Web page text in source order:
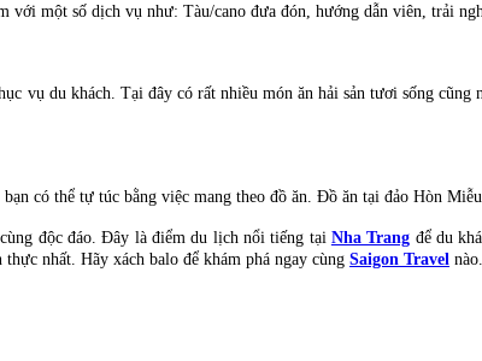
với một số dịch vụ như: Tàu/cano đưa đón, hướng dẫn viên, trải
vụ du khách. Tại đây có rất nhiều món ăn hải sản tươi sống
có thể tự túc bằng việc mang theo đồ ăn. Đồ ăn tại đảo Hòn
độc đáo. Đây là điểm du lịch nổi tiếng tại Nha Trang để du
nhất. Hãy xách balo để khám phá ngay cùng Saigon Travel nào.